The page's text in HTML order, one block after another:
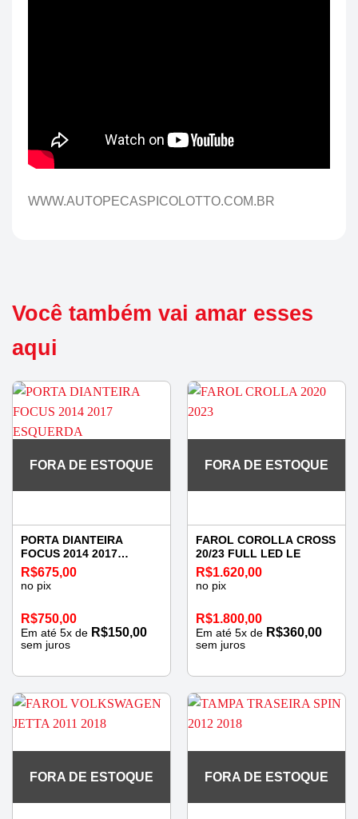
WWW.AUTOPECASPICOLOTTO.COM.BR
Você também vai amar esses
aqui
FORA DE ESTOQUE
PORTA DIANTEIRA
FOCUS 2014 2017
ESQUERDA
R$675,00
no pix
R$750,00
Em até 5x de R$150,00
sem juros
FORA DE ESTOQUE
FAROL COROLLA CROSS
20/23 FULL LED LE
R$1.620,00
no pix
R$1.800,00
Em até 5x de R$360,00
sem juros
FORA DE ESTOQUE FORA DE ESTOQUE